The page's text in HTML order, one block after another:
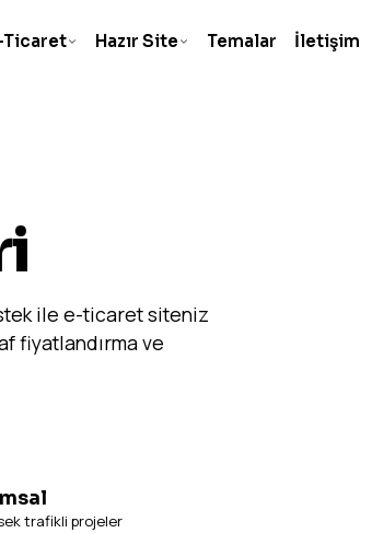
Ticaret Hazır Site Temalar İletişim
ile e-ticaret siteniz
fiyatlandırma ve
trafikli projeler